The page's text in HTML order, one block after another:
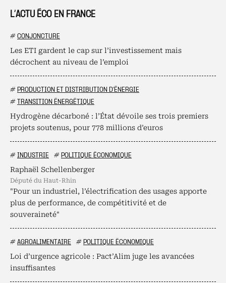
L’ACTU ÉCO EN FRANCE
# CONJONCTURE
Les ETI gardent le cap sur l’investissement mais
décrochent au niveau de l’emploi
# PRODUCTION ET DISTRIBUTION D'ÉNERGIE
# TRANSITION ÉNERGÉTIQUE
Hydrogène décarboné : l’État dévoile ses trois premiers
projets soutenus, pour 778 millions d’euros
# INDUSTRIE # POLITIQUE ÉCONOMIQUE
Raphaël Schellenberger
député du Haut-Rhin
"Pour un industriel, l’électrification des usages apporte
plus de performance, de compétitivité et de
souveraineté"
# AGROALIMENTAIRE # POLITIQUE ÉCONOMIQUE
Loi d’urgence agricole : Pact’Alim juge les avancées
insuffisantes